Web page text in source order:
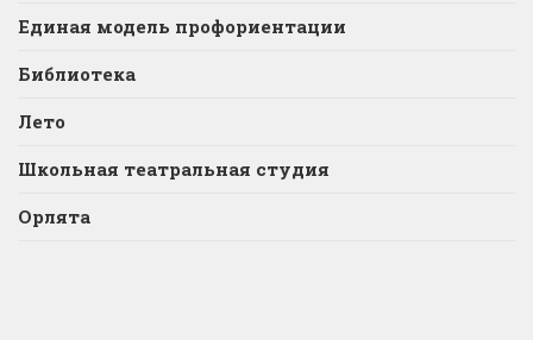
Единая модель профориентации
Библиотека
Лето
Школьная театральная студия
Орлята